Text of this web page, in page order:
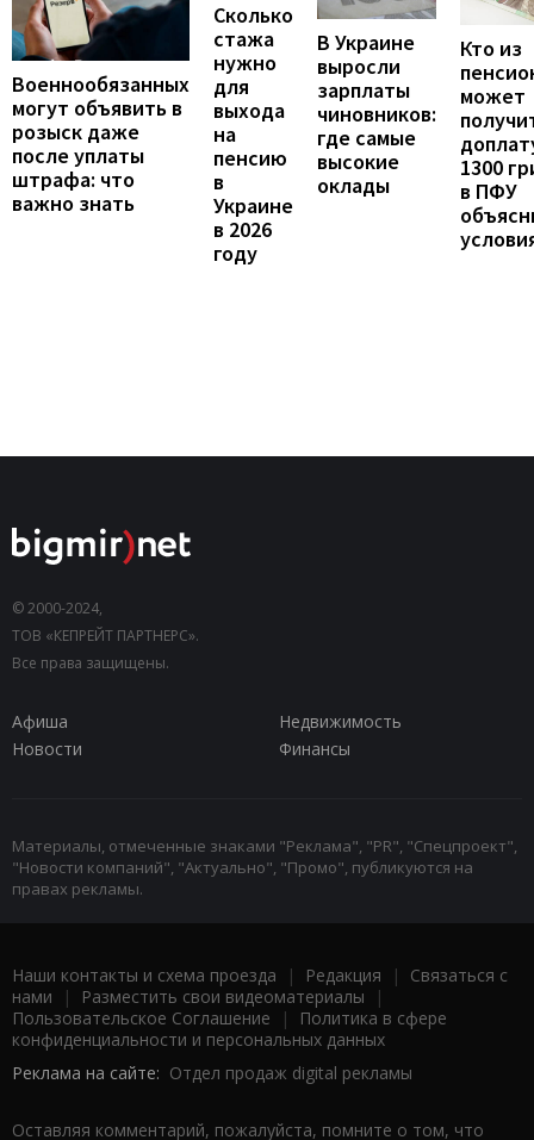
Военнообязанных
могут объявить в
розыск даже
после уплаты
штрафа: что
важно знать
Сколько
стажа
нужно
для
выхода
на
пенсию
в
Украине
в 2026
году
В Украине
выросли
зарплаты
чиновников:
где самые
высокие
оклады
Кто из
может
1300
в ПФУ
© 2000-2024,
ТОВ «КЕПРЕЙТ ПАРТНЕРС».
Все права защищены.
Афиша
Недвижимость
Новости
Финансы
Материалы, отмеченные знаками "Реклама", "PR", "Спецпроект",
"Новости компаний", "Актуально", "Промо", публикуются на
правах рекламы.
Наши контакты и схема проезда | Редакция | Связаться с
нами | Разместить свои видеоматериалы |
Пользовательское Соглашение |
Политика в сфере
конфиденциальности и персональных данных
Реклама на сайте: Отдел продаж digital рекламы
Оставляя комментарий, пожалуйста, помните о том, что